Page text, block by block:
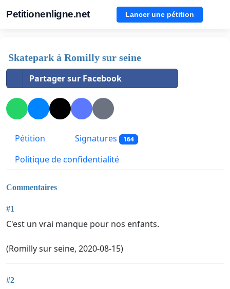
Petitionenligne.net Lancer une pétition
Skatepark à Romilly sur seine
Partager sur Facebook
Pétition Signatures 164
Politique de confidentialité
Commentaires
#1
C'est un vrai manque pour nos enfants.
(Romilly sur seine, 2020-08-15)
#2